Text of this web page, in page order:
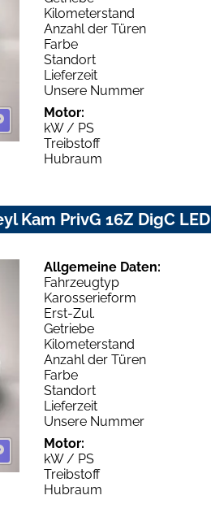
Kilometerstand
Anzahl der Türen
Farbe
Standort
Lieferzeit
Unsere Nummer
Motor:
kW / PS
Treibstoff
Hubraum
Kam PrivG 16Z DigC LED
Allgemeine Daten:
Fahrzeugtyp
Karosserieform
Erst-Zul.
Getriebe
Kilometerstand
Anzahl der Türen
Farbe
Standort
Lieferzeit
Unsere Nummer
Motor:
kW / PS
Treibstoff
Hubraum